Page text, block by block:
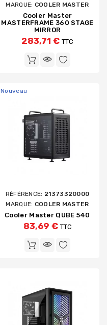
MARQUE: COOLER MASTER
Cooler Master
MASTERFRAME 360 STAGE
MIRROR
283,71 € TTC
Nouveau
RÉFÉRENCE: 21373320000
MARQUE: COOLER MASTER
Cooler Master QUBE 540
83,69 € TTC